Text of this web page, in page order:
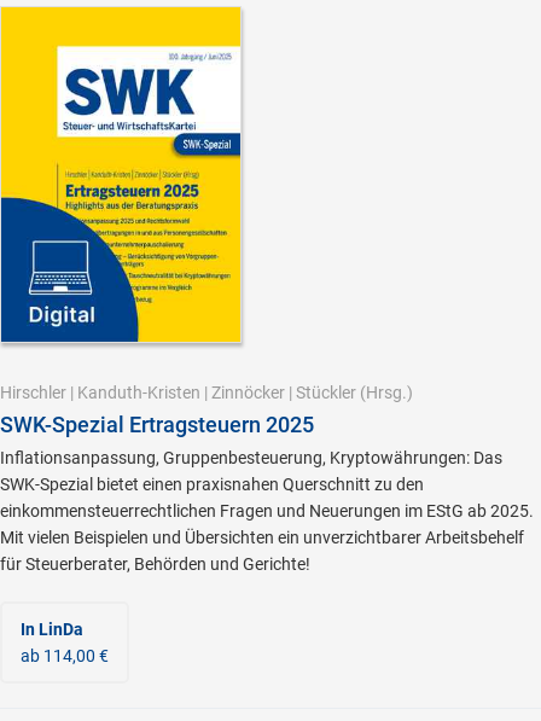
Hirschler | Kanduth-Kristen | Zinnöcker | Stückler (Hrsg.)
SWK-Spezial Ertragsteuern 2025
Inflationsanpassung, Gruppenbesteuerung, Kryptowährungen: Das
SWK-Spezial bietet einen praxisnahen Querschnitt zu den
einkommensteuerrechtlichen Fragen und Neuerungen im EStG ab 2025.
Mit vielen Beispielen und Übersichten ein unverzichtbarer Arbeitsbehelf
für Steuerberater, Behörden und Gerichte!
In LinDa
ab 114,00 €